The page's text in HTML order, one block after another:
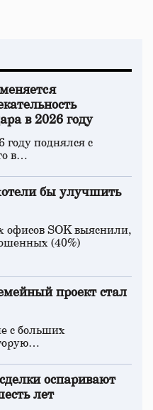
в 2026 году
году поднялся с
в…
бы улучшить
офисов SOK выяснили,
(40%)
проект стал
с больших
оспаривают
лет